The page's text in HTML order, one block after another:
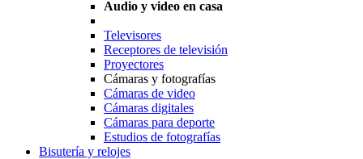
Audio y video en casa
Televisores
Receptores de televisión
Proyectores
Cámaras y fotografías
Cámaras de video
Cámaras digitales
Cámaras para deporte
Estudios de fotografías
Bisutería y relojes